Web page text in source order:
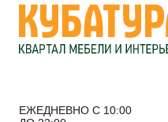
ЕЖЕДНЕВНО С 10:00